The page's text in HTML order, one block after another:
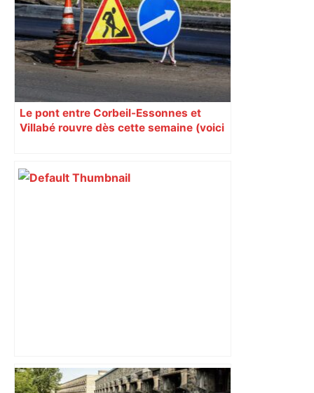
Le pont entre Corbeil-Essonnes et
Villabé rouvre dès cette semaine (voici
Top 14: comment Perpignan a une